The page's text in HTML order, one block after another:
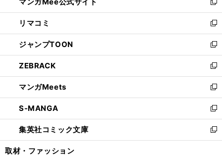
ド
ウ
で
開
く
ィ
ン
ド
ウ
で
開
く
い
ウ
ィ
ン
ド
ウ
で
開
く
新
し
い
ウ
ィ
ン
ド
ウ
で
開
く
リマコミ
新
し
い
ウ
ィ
ン
ド
ウ
で
開
く
ジャンプTOON
新
し
い
ウ
ィ
ン
ド
ウ
で
開
ZEBRACK
新
し
い
ウ
ィ
ン
ド
ウ
マンガMeets
新
し
い
ウ
ィ
ン
S-MANGA
新
し
い
ウ
集英社コミック文庫
新
し
取材・ファッション